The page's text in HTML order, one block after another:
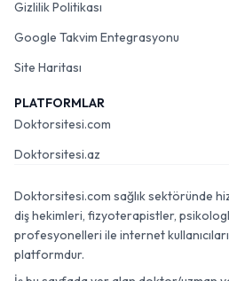
Gizlilik Politikası
Google Takvim Entegrasyonu
Site Haritası
PLATFORMLAR
Doktorsitesi.com
Doktorsitesi.az
Doktorsitesi.com sağlık sektöründe
diş hekimleri, fizyoterapistler,
profesyonelleri ile internet
platformdur.